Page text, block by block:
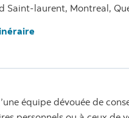
Saint-laurent, Montreal,
équipe dévouée de